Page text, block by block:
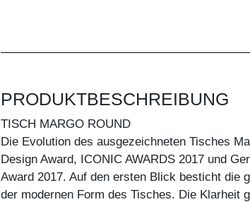
PRODUKTBESCHREIBUNG
TISCH MARGO ROUND
Die Evolution des ausgezeichneten Tisches
Design Award, ICONIC AWARDS 2017 und
Award 2017. Auf den ersten Blick besticht die
der modernen Form des Tisches. Die Klarheit